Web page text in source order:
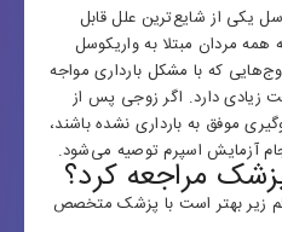
یکی از شایع‌ترین علل قابل
همه مردان مبتلا به واریکوسل
که با مشکل بارداری مواجه
زیادی دارد. اگر زوجی پس از
موفق به بارداری نشده باشند،
آزمایش اسپرم توصیه می‌شود.
مراجعه کرد؟
زیر بهتر است با پزشک متخصص